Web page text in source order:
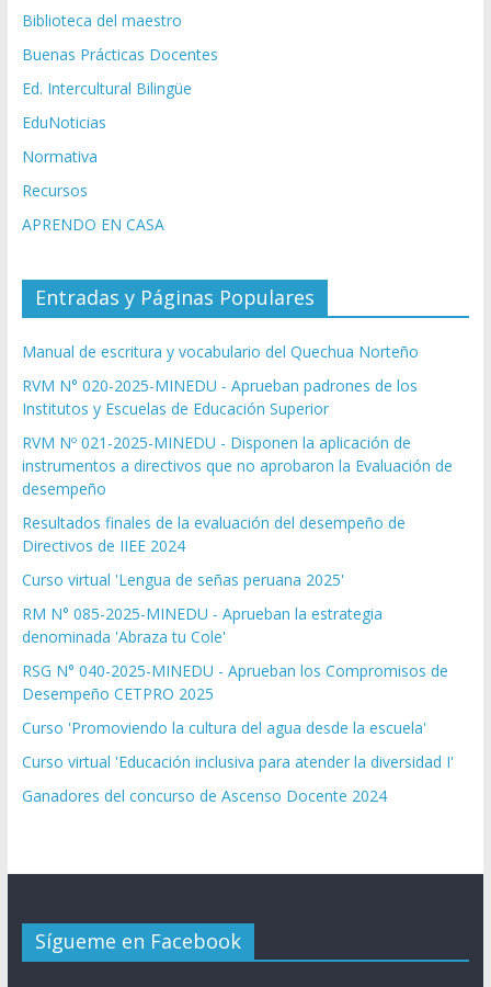
Biblioteca del maestro
Buenas Prácticas Docentes
Ed. Intercultural Bilingüe
EduNoticias
Normativa
Recursos
APRENDO EN CASA
Entradas y Páginas Populares
Manual de escritura y vocabulario del Quechua Norteño
RVM N° 020-2025-MINEDU - Aprueban padrones de los
Institutos y Escuelas de Educación Superior
RVM Nº 021-2025-MINEDU - Disponen la aplicación de
instrumentos a directivos que no aprobaron la Evaluación de
desempeño
Resultados finales de la evaluación del desempeño de
Directivos de IIEE 2024
Curso virtual 'Lengua de señas peruana 2025'
RM N° 085-2025-MINEDU - Aprueban la estrategia
denominada 'Abraza tu Cole'
RSG N° 040-2025-MINEDU - Aprueban los Compromisos de
Desempeño CETPRO 2025
Curso 'Promoviendo la cultura del agua desde la escuela'
Curso virtual 'Educación inclusiva para atender la diversidad I'
Ganadores del concurso de Ascenso Docente 2024
Sígueme en Facebook